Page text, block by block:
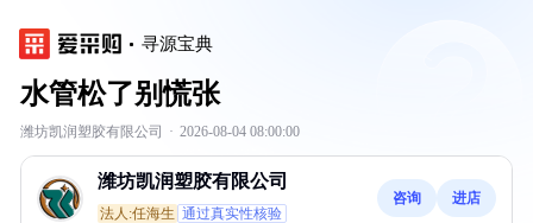
寻源宝典
水管松了别慌张
潍坊凯润塑胶有限公司 · 2026-08-04 08:00:00
潍坊凯润塑胶有限公司
法人:任海生 通过真实性核验
咨询 进店